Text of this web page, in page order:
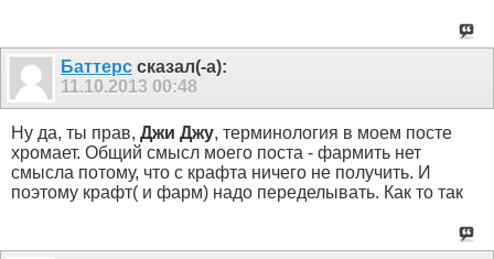
Баттерс сказал(-а):
11.10.2013 00:48
Ну да, ты прав, Джи Джу, терминология в моем посте
хромает. Общий смысл моего поста - фармить нет
смысла потому, что с крафта ничего не получить. И
поэтому крафт( и фарм) надо переделывать. Как то так